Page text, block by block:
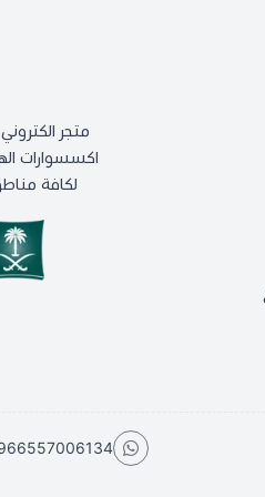
متجر
اكسسوارات
لكافة